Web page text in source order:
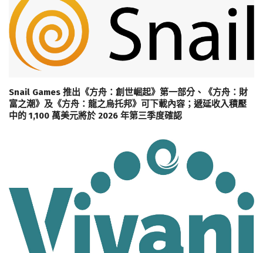
Snail Games 推出《方舟：創世崛起》第一部分、《方舟：財
富之潮》及《方舟：龍之烏托邦》可下載內容；遞延收入積壓
中的 1,100 萬美元將於 2026 年第三季度確認